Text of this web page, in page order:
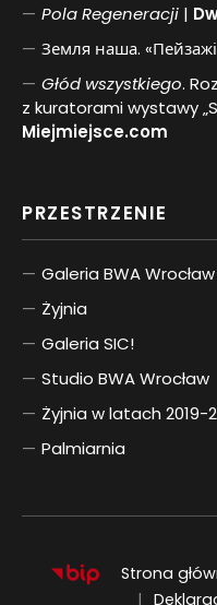
PolaRegeneracji |
Земля наша.
Głód wszystkiego.
z kuratorami wystawy
Miejmiejsce.com
PRZESTRZENIE
Galeria BWA
Żyjnia
Galeria SIC!
Studio BWA Wrocław
Żyjnia w latach 2019-
Palmiarnia
Strona